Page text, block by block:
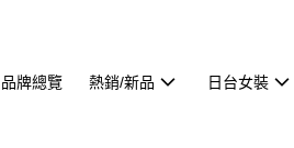
品牌總覽 熱銷/新品 日台女裝